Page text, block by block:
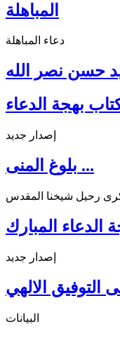
المباهلة
دعاء المباهلة
حسن نصر الله
بهجة الدعاء
إصدار جديد
بلوغ المنى ...
رحيل شيخنا المقدس
الدعاء المبارك
إصدار جديد
التوفيق الالهي
البيانات